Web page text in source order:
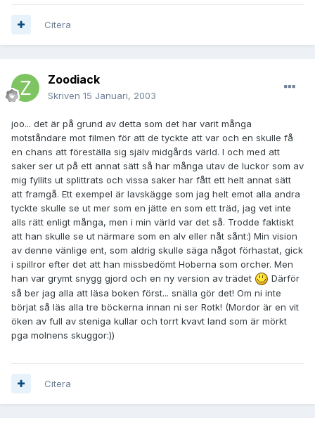
Citera
Zoodiack
Skriven 15 Januari, 2003
joo... det är på grund av detta som det har varit många
motståndare mot filmen för att de tyckte att var och en skulle få
en chans att föreställa sig själv midgårds värld. I och med att
saker ser ut på ett annat sätt så har många utav de luckor som av
mig fyllits ut splittrats och vissa saker har fått ett helt annat sätt
att framgå. Ett exempel är lavskägge som jag helt emot alla andra
tyckte skulle se ut mer som en jätte en som ett träd, jag vet inte
alls rätt enligt många, men i min värld var det så. Trodde faktiskt
att han skulle se ut närmare som en alv eller nåt sånt:) Min vision
av denne vänlige ent, som aldrig skulle säga något förhastat, gick
i spillror efter det att han missbedömt Hoberna som orcher. Men
han var grymt snygg gjord och en ny version av trädet
Därför
så ber jag alla att läsa boken först... snälla gör det! Om ni inte
börjat så läs alla tre böckerna innan ni ser Rotk! (Mordor är en vit
öken av full av steniga kullar och torrt kvavt land som är mörkt
pga molnens skuggor:))
Citera